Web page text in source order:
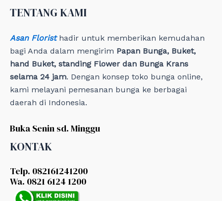
s
TENTANG KAMI
Asan Floristhadir untuk memberikan kemudahan
bagi Anda dalam mengirim Papan Bunga, Buket,
hand Buket, standing Flower dan Bunga Krans
selama 24 jam. Dengan konsep toko bunga online,
kami melayani pemesanan bunga ke berbagai
daerah di Indonesia.
Buka Senin sd. Minggu
KONTAK
Telp. 082161241200
Wa. 0821 6124 1200